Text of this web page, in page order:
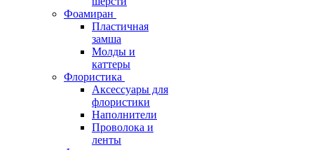
Фоамиран
Пластичная
замша
Молды и
каттеры
Флористика
Аксессуары для
флористики
Наполнители
Проволока и
ленты